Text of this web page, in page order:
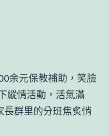
余元保教補助，笑臉
縱情活動，活氣滿
長群里的分班焦炙悄